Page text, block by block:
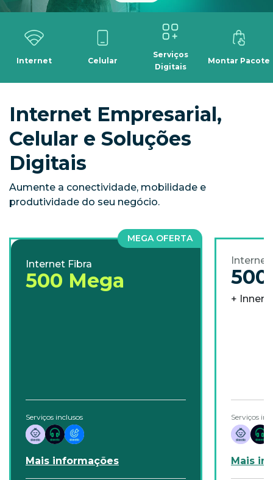
Internet Celular
Serviços
Digitais
Montar Pacote
Internet Empresarial,
Celular e Soluções
Digitais
Aumente a conectividade, mobilidade e
produtividade do seu negócio.
MEGA OFERTA
Internet Fibra
500 Mega
Serviços inclusos
Mais informações
Internet
+ Inner
Serviços
Mais